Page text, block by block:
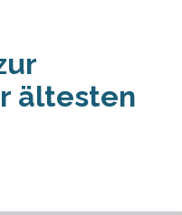
ältesten